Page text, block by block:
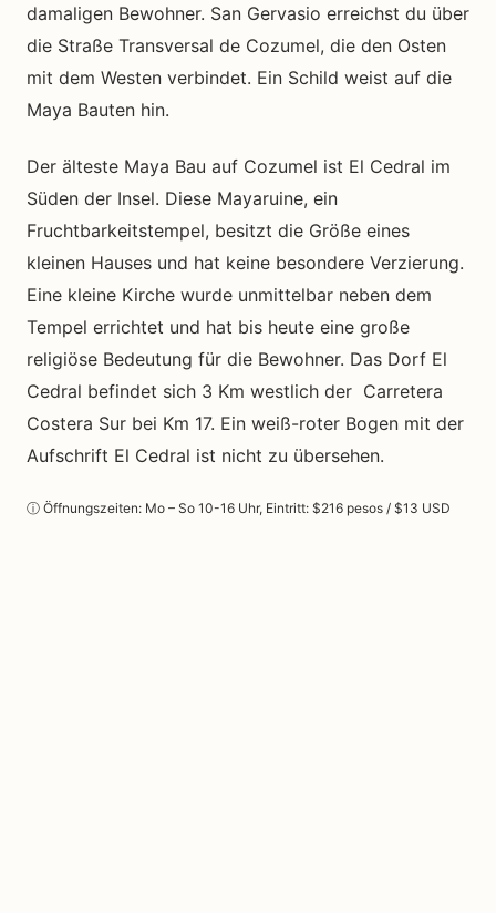
damaligen Bewohner. San Gervasio erreichst du über
die Straße Transversal de Cozumel, die den Osten
mit dem Westen verbindet. Ein Schild weist auf die
Maya Bauten hin.
Der älteste Maya Bau auf Cozumel ist El Cedral im
Süden der Insel. Diese Mayaruine, ein
Fruchtbarkeitstempel, besitzt die Größe eines
kleinen Hauses und hat keine besondere Verzierung.
Eine kleine Kirche wurde unmittelbar neben dem
Tempel errichtet und hat bis heute eine große
religiöse Bedeutung für die Bewohner. Das Dorf El
Cedral befindet sich 3 Km westlich der Carretera
Costera Sur bei Km 17. Ein weiß-roter Bogen mit der
Aufschrift El Cedral ist nicht zu übersehen.
ⓘ Öffnungszeiten: Mo – So 10-16 Uhr, Eintritt: $216 pesos / $13 USD